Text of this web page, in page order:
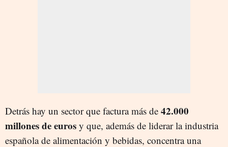
Detrás hay un sector que factura más de 42.000
millones de euros y que, además de liderar la industria
española de alimentación y bebidas, concentra una